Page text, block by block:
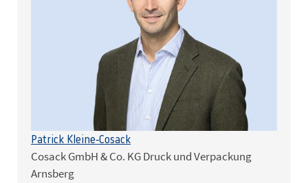
Patrick Kleine-Cosack
Cosack GmbH & Co. KG Druck und Verpackung
Arnsberg